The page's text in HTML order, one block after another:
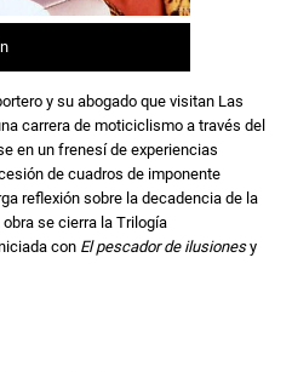
y su abogado que visitan Las
carrera de moticiclismo a través del
en un frenesí de experiencias
de cuadros de imponente
reflexión sobre la decadencia de la
se cierra la Trilogía
con El pescador de ilusionesy